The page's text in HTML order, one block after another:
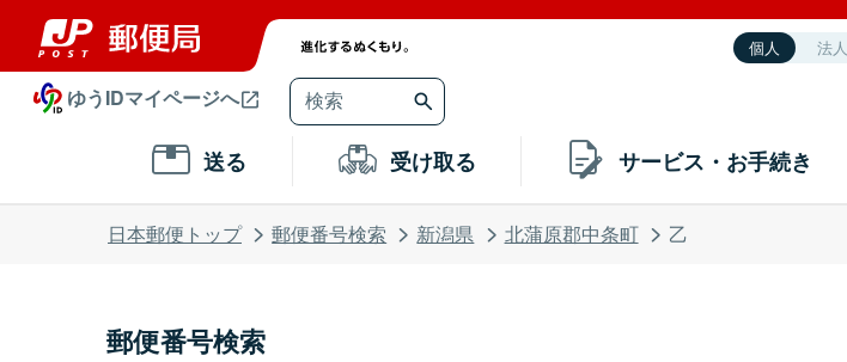
個人 法人
ゆうIDマイページへ
送る 受け取る サービス・お手続き
日本郵便トップ 郵便番号検索 新潟県 北蒲原郡中条町 乙
郵便番号検索